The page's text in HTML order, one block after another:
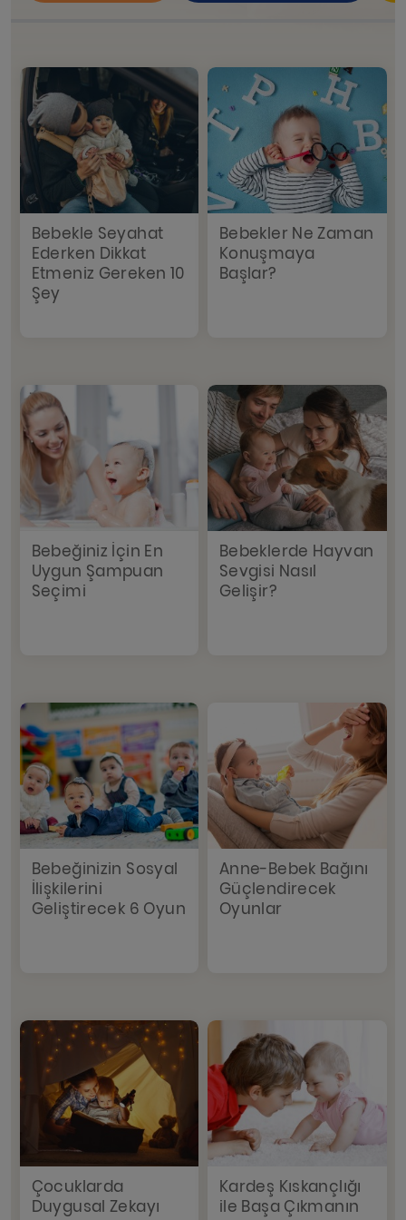
Bebekle Seyahat
Ederken Dikkat
Etmeniz Gereken 10
Şey
Bebekler Ne Zaman
Konuşmaya
Başlar?
Bebeğiniz İçin En
Uygun Şampuan
Seçimi
Bebeklerde Hayvan
Sevgisi Nasıl
Gelişir?
Bebeğinizin Sosyal
İlişkilerini
Geliştirecek 6 Oyun
Anne-Bebek Bağını
Güçlendirecek
Oyunlar
Çocuklarda
Duygusal Zekayı
Kardeş Kıskançlığı
ile Başa Çıkmanın